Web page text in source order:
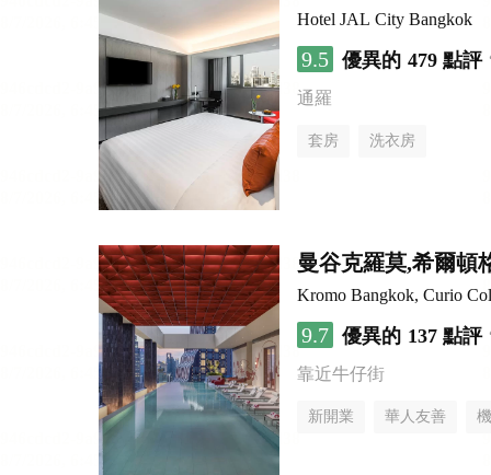
Hotel JAL City Bangkok
9.5 優異的 479 點評
通羅
套房 洗衣房
曼谷克羅莫,希爾頓
Kromo Bangkok, Curio
9.7 優異的 137 點評
靠近牛仔街
新開業 華人友善